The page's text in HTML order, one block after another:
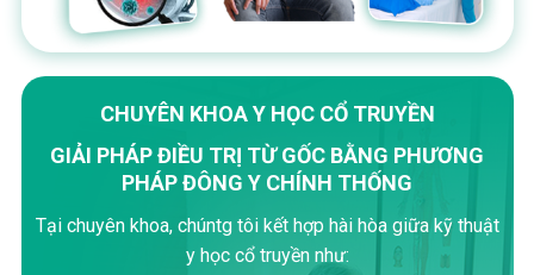
CHUYÊN KHOA Y HỌC CỔ TRUYỀN
GIẢI PHÁP ĐIỀU TRỊ TỪ GỐC BẰNG PHƯƠNG
PHÁP ĐÔNG Y CHÍNH THỐNG
Tại chuyên khoa, chúntg tôi kết hợp hài hòa giữa kỹ thuật
y học cổ truyền như: